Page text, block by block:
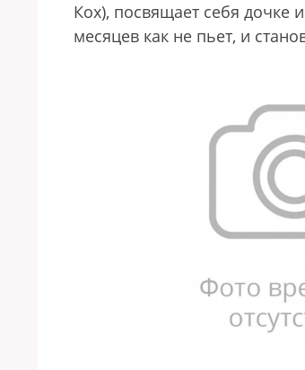
Кох), посвящает себя дочке
месяцев как не пьет, и